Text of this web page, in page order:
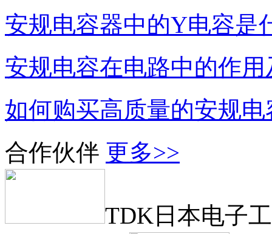
安规电容器中的Y电容是
安规电容在电路中的作
如何购买高质量的安规电
合作伙伴 更多>>
TDK日本电子